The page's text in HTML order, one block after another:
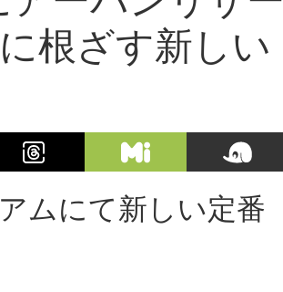
根ざす新しい
ムにて新しい定番